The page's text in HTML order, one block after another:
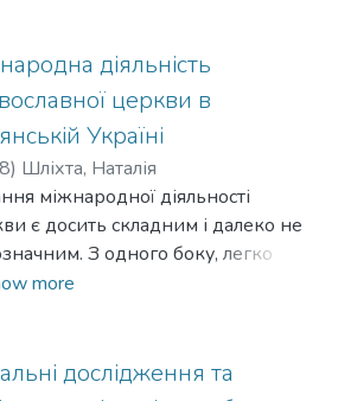
Ось чому вона привертала й
привертати увагу
та зарубіжних дослідників
філософів, мовознавців,
з історії культури, релігії,
думки, мистецтва тощо.
діяльність
церкви в
Україні
) Шліхта, Наталія
міжнародної діяльності
є досить складним і далеко не
З одного боку, легко
церковних діячів у
церкву “радянським
на міжнародній арені, з
more
дослідження та